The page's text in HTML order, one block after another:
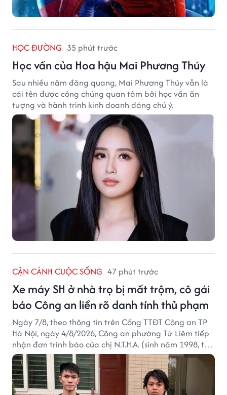
HỌC ĐƯỜNG 35 phút trước
Học vấn của Hoa hậu Mai Phương Thúy
Sau nhiều năm đăng quang, Mai Phương Thúy vẫn là
cái tên được công chúng quan tâm bởi học vấn ấn
tượng và hành trình kinh doanh đáng chú ý.
CẬN CẢNH CUỘC SỐNG 47 phút trước
Xe máy SH ở nhà trọ bị mất trộm, cô gái
báo Công an liền rõ danh tính thủ phạm
Ngày 7/8, theo thông tin trên Cổng TTĐT Công an TP
Hà Nội, ngày 4/8/2026, Công an phường Từ Liêm tiếp
nhận đơn trình báo của chị N.T.H.A. (sinh năm 1998, trú
tại phường Từ Liêm) về việc bị kẻ gian lấy trộm chiếc
xe mô tô Honda SH 125i, tại khu nhà trọ nơi đang sinh
sống.